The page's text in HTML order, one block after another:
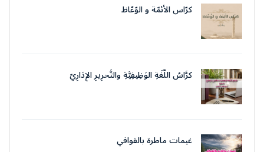
كرّاس الأئمّة و الوّعّاظ
كرَّاسُ اللُّغَةِ الوَظِيفِيَّةِ والتَّحرِيرِ الإِدَارِيّ
غيمات ماطرة بالقوافي